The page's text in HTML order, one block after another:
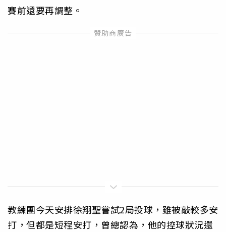
賽前還要再調整。
教練團今天安排徐翔聖嘗試2局投球，雖被敲較多安
打，但都是短程安打，曾總認為，他的控球狀況還